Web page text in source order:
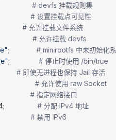
# devfs 挂载规则集
# 设置挂载点可见性
# 允许挂载文件系统
# 允许挂载 devfs
;              # minirootfs 中未初始化
;               # 停止时使用 /bin/true
# 即使无进程也保持 Jail 存活
# 允许使用 raw Socket
# 指定网络接口
;                 # 分配 IPv4 地址
# 禁用 IPv6